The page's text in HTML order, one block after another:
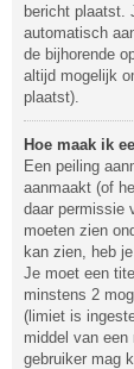
bericht plaatst.
automatisch
de bijhorende
altijd mogelijk
plaatst).
Hoe maak ik
Een peiling
aanmaakt (of
daar permissie
moeten zien
kan zien, heb
Je moet een
minstens 2
(limiet is
middel van
gebruiker mag